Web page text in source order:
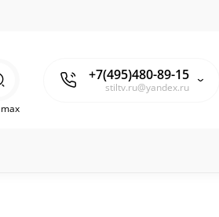
+7(495)480-89-15
stiltv.ru@yandex.ru